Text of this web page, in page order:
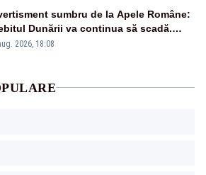
sumbru de la Apele Române:
Dunării va continua să scadă.
s-ar putea închide în 4 zile
2026, 18:08